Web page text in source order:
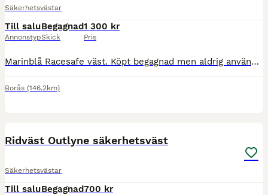
Säkerhetsvästar
Till salu
Annonstyp
Begagnad
Skick
1 300 kr
Pris
Marinblå Racesafe väst. Köpt begagnad men aldrig använd av mig då den inte passade. Fint begagnat skick. Hämtas i Borås, möts upp i Ulricehamn eller skickas mot fraktkostnad.
Borås (146.2km)
Ridväst Outlyne säkerhetsväst
Säkerhetsvästar
Till saluBegagnad700 kr